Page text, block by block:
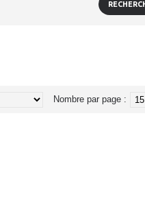
Nombre par page :